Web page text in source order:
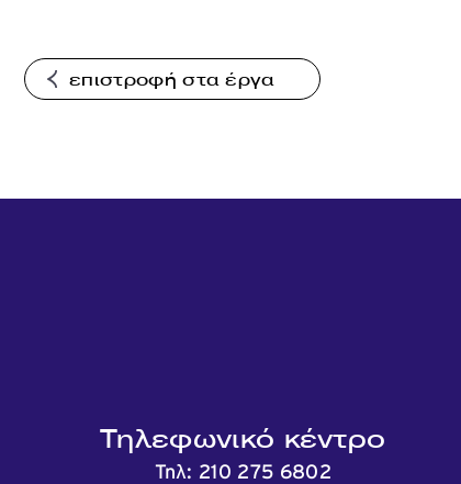
επιστροφή στα έργα
Τηλεφωνικό κέντρο
Τηλ: 210 275 6802